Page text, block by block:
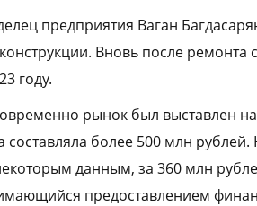
предприятия Ваган
Вновь после
году.
рынок был выставлен
составляла более 500 млн рублей.
данным, за 360 млн
предоставлением